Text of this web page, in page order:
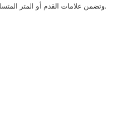
بالإضافة إلى ذلك، يتوفر بغلاف خارجي من مادة LSZH أو غلاف خارجي من مادة CMR-UL PVC، مثل PVC وCMR وCMP وLSZH وPE، وتضمن علامات القدم أو المتر المتسلسلة على الغلاف معرفة مقدار الكابل المتبقي بالضبط.